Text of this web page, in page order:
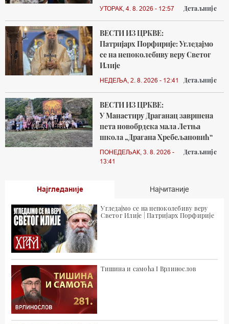
УТОРАК, 4. 8. 2026 - 12:57 Детаљније
ВЕСТИ ИЗ ЦРКВЕ:
Патријарх Порфирије: Угледајмо
се на непоколебиву веру Светог
Илије
НЕДЕЉА, 2. 8. 2026 - 12:41 Детаљније
ВЕСТИ ИЗ ЦРКВЕ:
У Манастиру Драганац завршена
пета новобрдска мала Летња
школа „Драгана Хребељановић“
ПОНЕДЕЉАК, 3. 8. 2026 -
13:41
Детаљније
Најгледаније Најчитаније
Угледајмо се на непоколебиву веру
Светог Илије | Патријарх Порфирије
Тишина и самоћа I Врлинослов